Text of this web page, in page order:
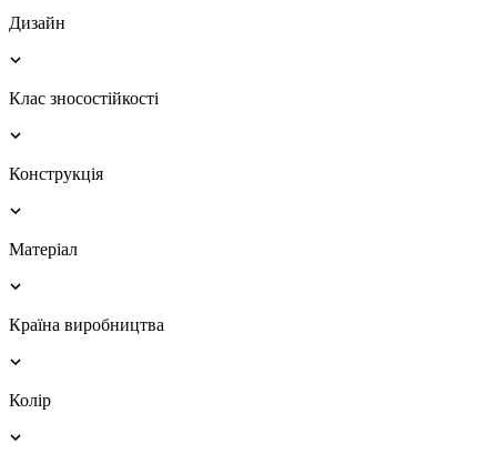
Дизайн
Клас зносостійкості
Конструкція
Матеріал
Країна виробництва
Колір